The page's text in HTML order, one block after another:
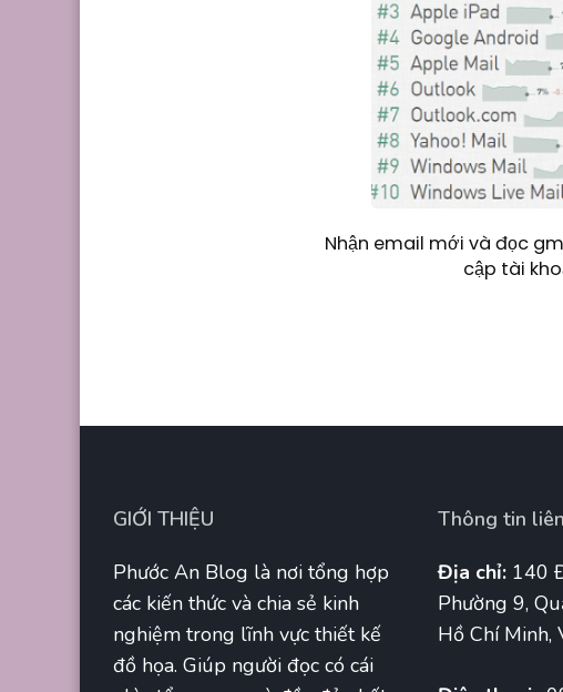
Nhận email mới và đọc
cập tài
GIỚI THIỆU
Phước An Blog là nơi tổng hợp
các kiến thức và chia sẻ kinh
nghiệm trong lĩnh vực thiết kế
đồ họa. Giúp người đọc có cái
Thông tin
Địa chỉ: 140
Phường 9,
Hồ Chí Minh,